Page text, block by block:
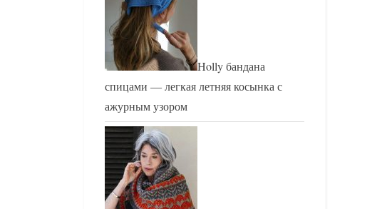
Holly бандана
спицами — легкая летняя косынка с
ажурным узором